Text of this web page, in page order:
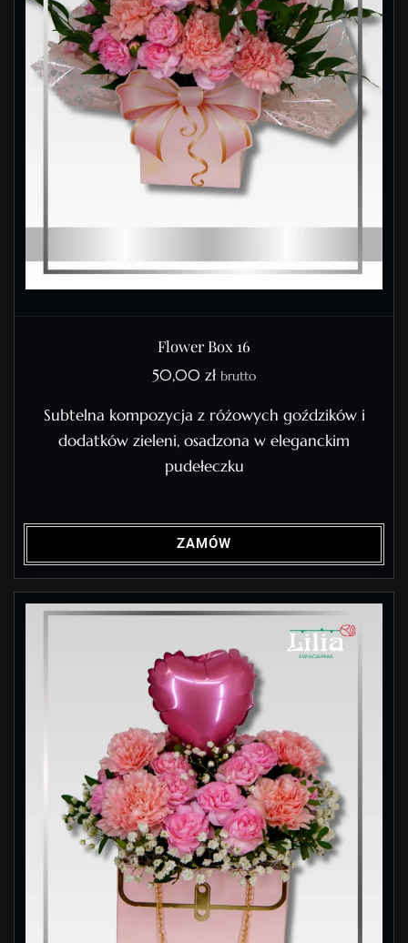
Flower Box 16
50,00 zł brutto
Subtelna kompozycja z różowych goździków i
dodatków zieleni, osadzona w eleganckim
pudełeczku
ZAMÓW